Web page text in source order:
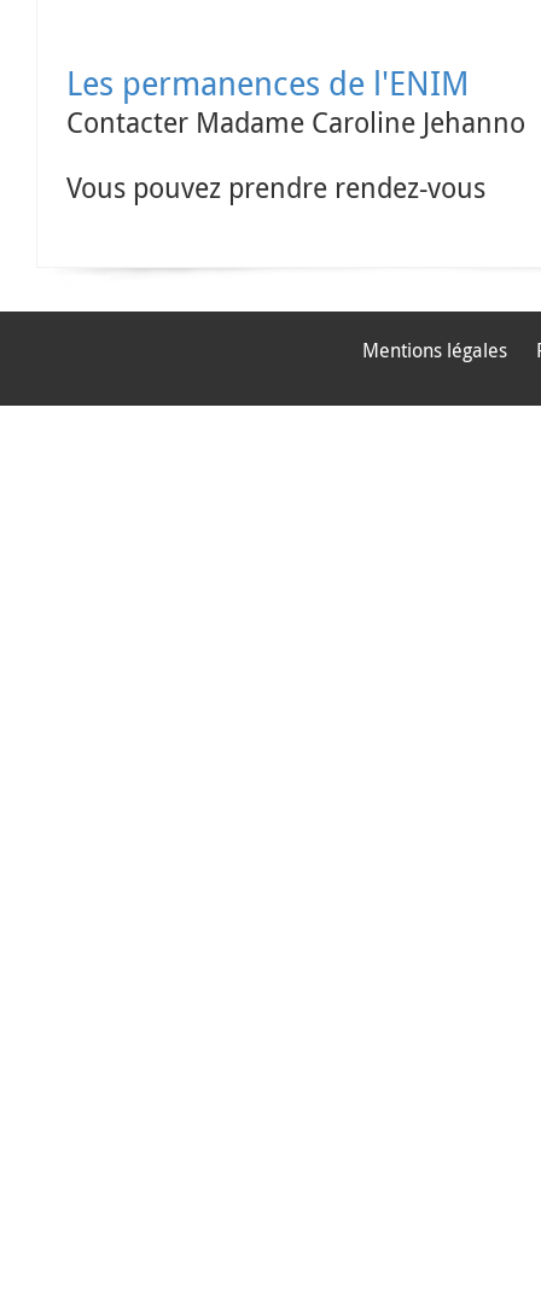
Les permanences de l'ENIM
Contacter Madame Caroline
Vous pouvez prendre rendez-vous
Mentions légales